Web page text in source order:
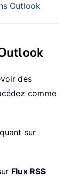
Outlook
des
comme
sur
Flux RSS